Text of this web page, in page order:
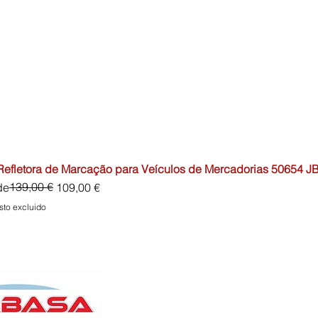
de Marcação para Veículos de Mercadorias 50654
139,00 € 109,00 €
de oferta
excluido